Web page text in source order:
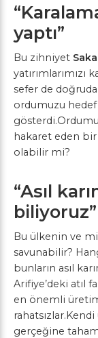
yaptı”
Bu zihniyet
sefer de
ordumuzu hedef
hakaret eden
olabilir mi?
“Asıl
biliyoruz”
Bu ülkenin ve
savunabilir?
bunların asıl
Arifiye’deki atıl
en önemli
gerçeğine